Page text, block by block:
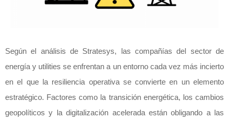
Según el análisis de Stratesys, las compañías del sector de
energía y utilities se enfrentan a un entorno cada vez más incierto
en el que la resiliencia operativa se convierte en un elemento
estratégico. Factores como la transición energética, los cambios
geopolíticos y la digitalización acelerada están obligando a las